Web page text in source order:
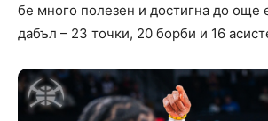
бе много полезен и достигна до още
дабъл – 23 точки, 20 борби и 16